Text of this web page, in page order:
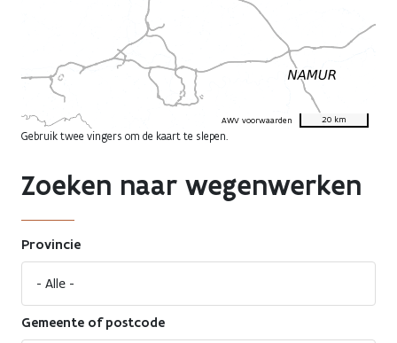
AWV voorwaarden 20 km
Gebruik twee vingers om de kaart te slepen.
Zoeken naar wegenwerken
Provincie
Gemeente of postcode